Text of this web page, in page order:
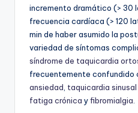
incremento dramático (> 30
frecuencia cardíaca (> 120
min de haber asumido la
variedad de síntomas
síndrome de taquicardia
frecuentemente confundido
ansiedad taquicardia sinusal
fatiga crónica yfibromialgia